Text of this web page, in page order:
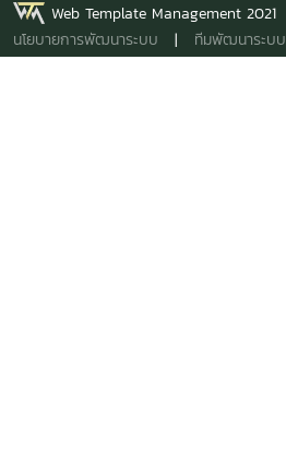
Web Template Management 2021
นโยบายการพัฒนาระบบ | ทีมพัฒนาระบบ